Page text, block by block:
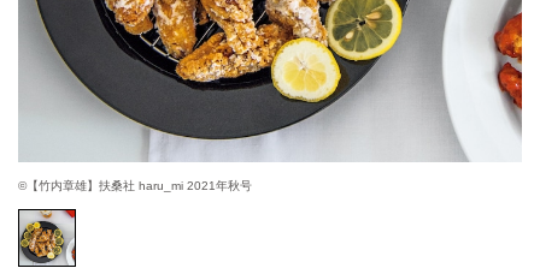
©【竹内章雄】扶桑社 haru_mi 2021年秋号